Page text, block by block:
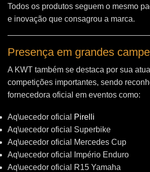
Todos os produtos seguem o mesmo
e inovação que consagrou a marca.
Presença em grandes
A KWT também se destaca por sua
competições importantes, sendo
fornecedora oficial em eventos como:
Aq\uecedor oficial
Pirelli
Aq\uecedor oficial Superbike
Aq\uecedor oficial Mercedes Cup
Aq\uecedor oficial Império Enduro
Aq\uecedor oficial R15 Yamaha